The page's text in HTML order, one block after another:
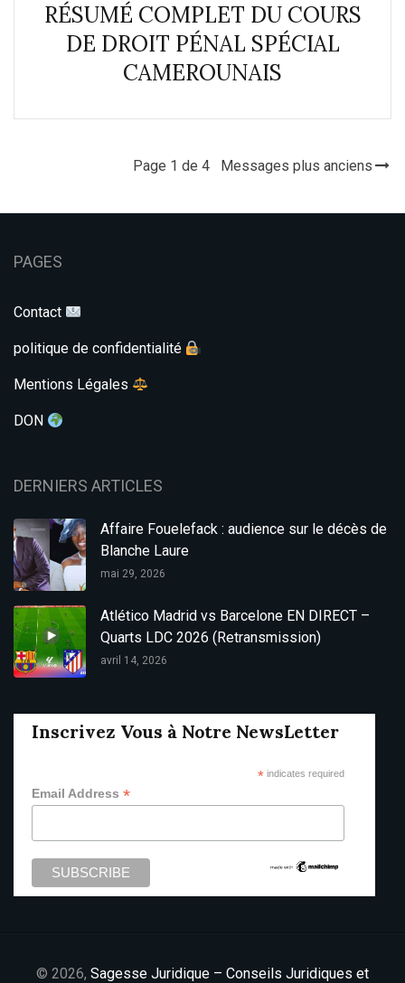
RÉSUMÉ COMPLET DU COURS
DE DROIT PÉNAL SPÉCIAL
CAMEROUNAIS
Page 1 de 4 Messages plus anciens
PAGES
Contact
politique de confidentialité
Mentions Légales
DON
DERNIERS ARTICLES
Affaire Fouelefack : audience sur le décès de
Blanche Laure
mai 29, 2026
Atlético Madrid vs Barcelone EN DIRECT –
Quarts LDC 2026 (Retransmission)
avril 14, 2026
Inscrivez Vous à Notre NewsLetter
*indicates required
Email Address *
© 2026, Sagesse Juridique – Conseils Juridiques et